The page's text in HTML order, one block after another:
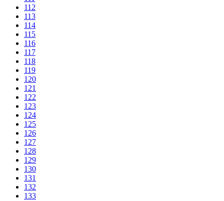
112
113
114
115
116
117
118
119
120
121
122
123
124
125
126
127
128
129
130
131
132
133